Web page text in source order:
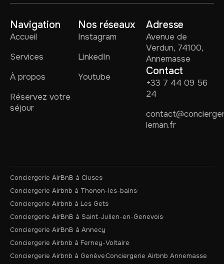
Navigation
Accueil
Services
À propos
Réservez votre
séjour
Nos réseaux
Instagram
LinkedIn
Youtube
Adresse
Avenue de
Verdun, 74100,
Annemasse
Contact
+33 7 44 09 56
24
leman.fr
Conciergerie AirBnB à Cluses
Conciergerie Airbnb à Thonon-les-bains
Conciergerie Airbnb à Les Gets
Conciergerie AirBnB à Saint-Julien-en-Genevois
Conciergerie AirBnB à Annecy
Conciergerie Airbnb à Ferney-Voltaire
Conciergerie Airbnb à GenèveConciergerie Airbnb Annemasse